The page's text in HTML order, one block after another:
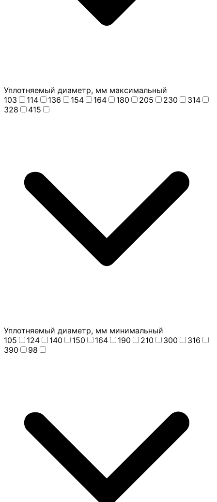
Уплотняемый диаметр, мм максимальный
103
114 136 154 164 180 205 230
314
328
415
Уплотняемый диаметр, мм минимальный
105
124 140 150 164 190 210 300
316
390
98